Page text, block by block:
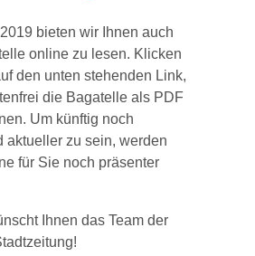
bieten wir Ihnen auch
online zu lesen. Klicken
den unten stehenden Link,
die Bagatelle als PDF
Um künftig noch
aktueller zu sein, werden
für Sie noch präsenter
Ihnen das Team der